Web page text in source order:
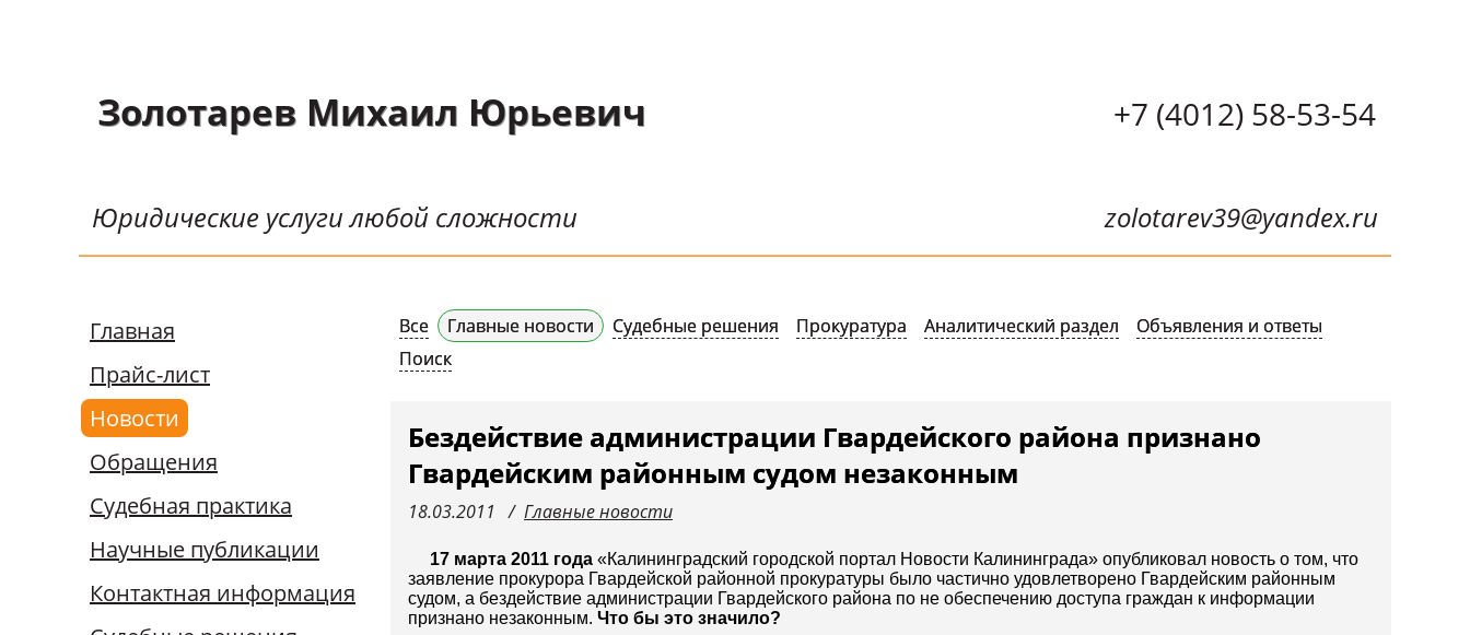
Прайс-лист
Обращения
Судебная практика
информация
Судебные решения
СМИ о нас
Золотарев Михаил Юрьевич +7 (4012) 58-53-54
Юридические услуги любой сложности zolotarev39@yandex.ru
Главная
Прайс-лист
Новости
Обращения
Судебная практика
Научные публикации
Контактная информация
Все Главные новости Судебные решения Прокуратура Аналитический раздел
Объявления и ответы
Поиск
Бездействие администрации Гвардейского района признано
Гвардейским районным судом незаконным
18.03.2011 Главные новости
17 марта 2011 года «Калининградский городской портал Новости Калининграда» опубликовал новость о том, что
заявление прокурора Гвардейской районной прокуратуры было частично удовлетворено Гвардейским районным
судом, а бездействие администрации Гвардейского района по не обеспечению доступа граждан к информации
признано незаконным. Что бы это значило?